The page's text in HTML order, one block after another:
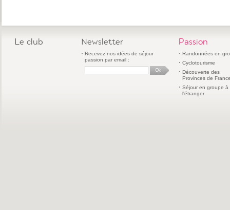
Le club Newsletter
Recevez nos idées de séjour
passion par email :
Passion
Randonnées en
Cyclotourisme
Découverte des
Provinces de
Séjour en groupe à
l'étranger